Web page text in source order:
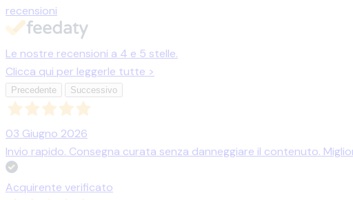
recensioni
Le nostre recensioni a 4 e 5 stelle.
Clicca qui per leggerle tutte >
Precedente Successivo
03 Giugno 2026
Invio rapido. Consegna curata senza danneggiare il contenuto.
Acquirente verificato